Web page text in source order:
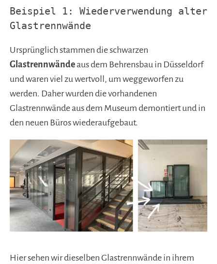
Beispiel 1: Wiederverwendung alter
Glastrennwände
Ursprünglich stammen die schwarzen
Glastrennwände aus dem Behrensbau in Düsseldorf
und waren viel zu wertvoll, um weggeworfen zu
werden. Daher wurden die vorhandenen
Glastrennwände aus dem Museum demontiert und in
den neuen Büros wiederaufgebaut.
Hier sehen wir dieselben Glastrennwände in ihrem